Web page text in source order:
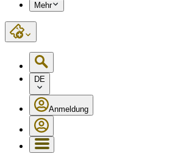
Mehr
DE
Anmeldung